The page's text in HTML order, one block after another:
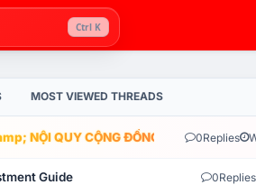
Ctrl K
MOST VIEWED THREADS
NỘI QUY CỘNG ĐỒNG VLIKE.VN: HỆ
0Replies
Guide 0Replies